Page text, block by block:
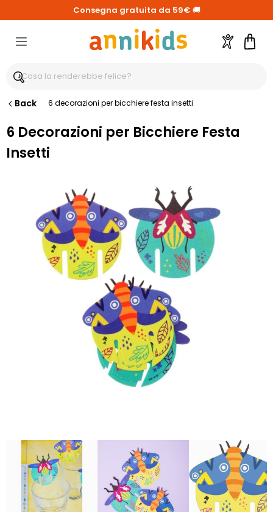
Consegna gratuita da 59€ 🚚
Account
Back 6 decorazioni per bicchiere festa insetti
6 Decorazioni per Bicchiere Festa
Insetti